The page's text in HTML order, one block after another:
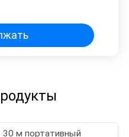
30 м портативный